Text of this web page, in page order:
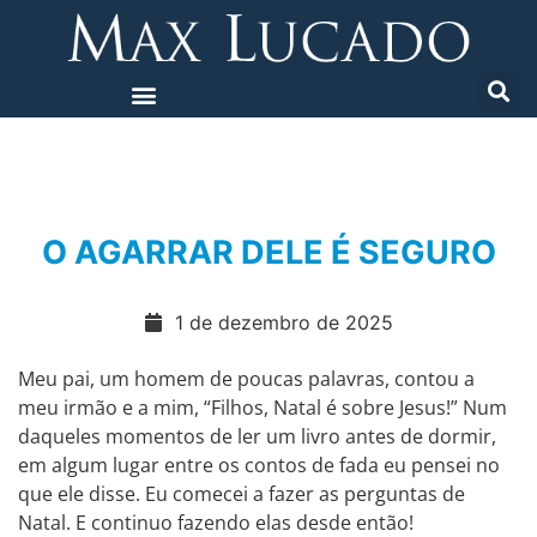
O AGARRAR DELE É SEGURO
1 de dezembro de 2025
Meu pai, um homem de poucas palavras, contou a
meu irmão e a mim, “Filhos, Natal é sobre Jesus!” Num
daqueles momentos de ler um livro antes de dormir,
em algum lugar entre os contos de fada eu pensei no
que ele disse. Eu comecei a fazer as perguntas de
Natal. E continuo fazendo elas desde então!